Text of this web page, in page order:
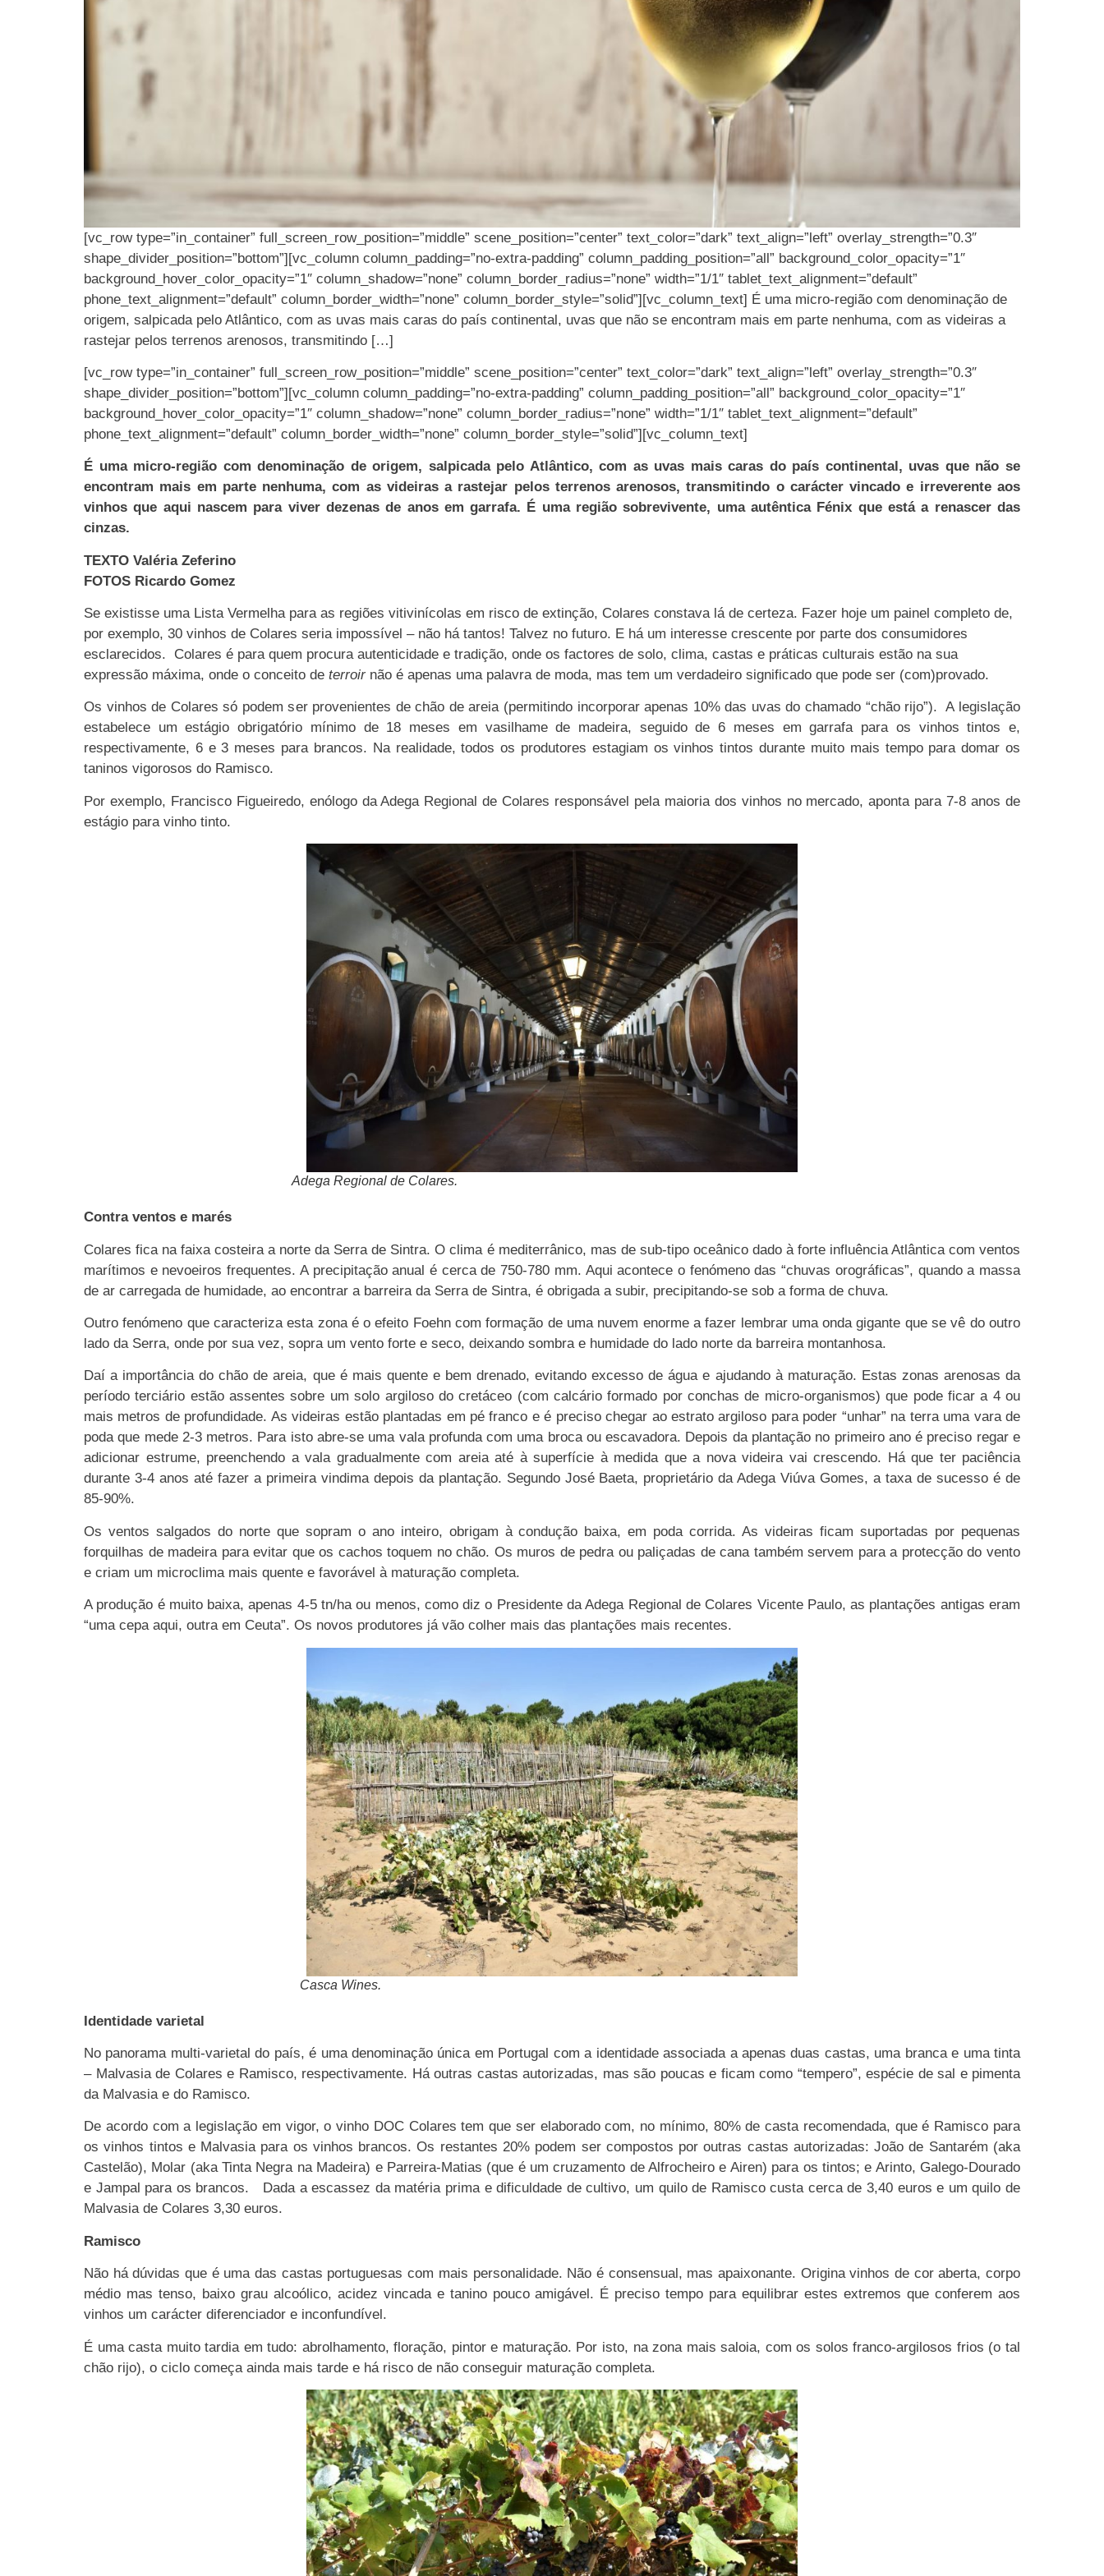
[vc_row type=”in_container” full_screen_row_position=”middle” scene_position=”center” text_color=”dark” text_align=”left” overlay_strength=”0.3″
shape_divider_position=”bottom”][vc_column column_padding=”no-extra-padding” column_padding_position=”all” background_color_opacity=”1″
background_hover_color_opacity=”1″ column_shadow=”none” column_border_radius=”none” width=”1/1″ tablet_text_alignment=”default”
phone_text_alignment=”default” column_border_width=”none” column_border_style=”solid”][vc_column_text] É uma micro-região com denominação de
origem, salpicada pelo Atlântico, com as uvas mais caras do país continental, uvas que não se encontram mais em parte nenhuma, com as videiras a
rastejar pelos terrenos arenosos, transmitindo […]
[vc_row type=”in_container” full_screen_row_position=”middle” scene_position=”center” text_color=”dark” text_align=”left” overlay_strength=”0.3″
shape_divider_position=”bottom”][vc_column column_padding=”no-extra-padding” column_padding_position=”all” background_color_opacity=”1″
background_hover_color_opacity=”1″ column_shadow=”none” column_border_radius=”none” width=”1/1″ tablet_text_alignment=”default”
phone_text_alignment=”default” column_border_width=”none” column_border_style=”solid”][vc_column_text]
É uma micro-região com denominação de origem, salpicada pelo Atlântico, com as uvas mais caras do país continental, uvas que não se
encontram mais em parte nenhuma, com as videiras a rastejar pelos terrenos arenosos, transmitindo o carácter vincado e irreverente aos
vinhos que aqui nascem para viver dezenas de anos em garrafa. É uma região sobrevivente, uma autêntica Fénix que está a renascer das
cinzas.
TEXTO Valéria Zeferino
FOTOS Ricardo Gomez
Se existisse uma Lista Vermelha para as regiões vitivinícolas em risco de extinção, Colares constava lá de certeza. Fazer hoje um painel completo de,
por exemplo, 30 vinhos de Colares seria impossível – não há tantos! Talvez no futuro. E há um interesse crescente por parte dos consumidores
esclarecidos. Colares é para quem procura autenticidade e tradição, onde os factores de solo, clima, castas e práticas culturais estão na sua
expressão máxima, onde o conceito de terroirnão é apenas uma palavra de moda, mas tem um verdadeiro significado que pode ser (com)provado.
Os vinhos de Colares só podem ser provenientes de chão de areia (permitindo incorporar apenas 10% das uvas do chamado “chão rijo”). A legislação
estabelece um estágio obrigatório mínimo de 18 meses em vasilhame de madeira, seguido de 6 meses em garrafa para os vinhos tintos e,
respectivamente, 6 e 3 meses para brancos. Na realidade, todos os produtores estagiam os vinhos tintos durante muito mais tempo para domar os
taninos vigorosos do Ramisco.
Por exemplo, Francisco Figueiredo, enólogo da Adega Regional de Colares responsável pela maioria dos vinhos no mercado, aponta para 7-8 anos de
estágio para vinho tinto.
Adega Regional de Colares.
Contra ventos e marés
Colares fica na faixa costeira a norte da Serra de Sintra. O clima é mediterrânico, mas de sub-tipo oceânico dado à forte influência Atlântica com ventos
marítimos e nevoeiros frequentes. A precipitação anual é cerca de 750-780 mm. Aqui acontece o fenómeno das “chuvas orográficas”, quando a massa
de ar carregada de humidade, ao encontrar a barreira da Serra de Sintra, é obrigada a subir, precipitando-se sob a forma de chuva.
Outro fenómeno que caracteriza esta zona é o efeito Foehn com formação de uma nuvem enorme a fazer lembrar uma onda gigante que se vê do outro
lado da Serra, onde por sua vez, sopra um vento forte e seco, deixando sombra e humidade do lado norte da barreira montanhosa.
Daí a importância do chão de areia, que é mais quente e bem drenado, evitando excesso de água e ajudando à maturação. Estas zonas arenosas da
período terciário estão assentes sobre um solo argiloso do cretáceo (com calcário formado por conchas de micro-organismos) que pode ficar a 4 ou
mais metros de profundidade. As videiras estão plantadas em pé franco e é preciso chegar ao estrato argiloso para poder “unhar” na terra uma vara de
poda que mede 2-3 metros. Para isto abre-se uma vala profunda com uma broca ou escavadora. Depois da plantação no primeiro ano é preciso regar e
adicionar estrume, preenchendo a vala gradualmente com areia até à superfície à medida que a nova videira vai crescendo. Há que ter paciência
durante 3-4 anos até fazer a primeira vindima depois da plantação. Segundo José Baeta, proprietário da Adega Viúva Gomes, a taxa de sucesso é de
85-90%.
Os ventos salgados do norte que sopram o ano inteiro, obrigam à condução baixa, em poda corrida. As videiras ficam suportadas por pequenas
forquilhas de madeira para evitar que os cachos toquem no chão. Os muros de pedra ou paliçadas de cana também servem para a protecção do vento
e criam um microclima mais quente e favorável à maturação completa.
A produção é muito baixa, apenas 4-5 tn/ha ou menos, como diz o Presidente da Adega Regional de Colares Vicente Paulo, as plantações antigas eram
“uma cepa aqui, outra em Ceuta”. Os novos produtores já vão colher mais das plantações mais recentes.
Casca Wines.
Identidade varietal
No panorama multi-varietal do país, é uma denominação única em Portugal com a identidade associada a apenas duas castas, uma branca e uma tinta
– Malvasia de Colares e Ramisco, respectivamente. Há outras castas autorizadas, mas são poucas e ficam como “tempero”, espécie de sal e pimenta
da Malvasia e do Ramisco.
De acordo com a legislação em vigor, o vinho DOC Colares tem que ser elaborado com, no mínimo, 80% de casta recomendada, que é Ramisco para
os vinhos tintos e Malvasia para os vinhos brancos. Os restantes 20% podem ser compostos por outras castas autorizadas: João de Santarém (aka
Castelão), Molar (aka Tinta Negra na Madeira) e Parreira-Matias (que é um cruzamento de Alfrocheiro e Airen) para os tintos; e Arinto, Galego-Dourado
e Jampal para os brancos. Dada a escassez da matéria prima e dificuldade de cultivo, um quilo de Ramisco custa cerca de 3,40 euros e um quilo de
Malvasia de Colares 3,30 euros.
Ramisco
Não há dúvidas que é uma das castas portuguesas com mais personalidade. Não é consensual, mas apaixonante. Origina vinhos de cor aberta, corpo
médio mas tenso, baixo grau alcoólico, acidez vincada e tanino pouco amigável. É preciso tempo para equilibrar estes extremos que conferem aos
vinhos um carácter diferenciador e inconfundível.
É uma casta muito tardia em tudo: abrolhamento, floração, pintor e maturação. Por isto, na zona mais saloia, com os solos franco-argilosos frios (o tal
chão rijo), o ciclo começa ainda mais tarde e há risco de não conseguir maturação completa.